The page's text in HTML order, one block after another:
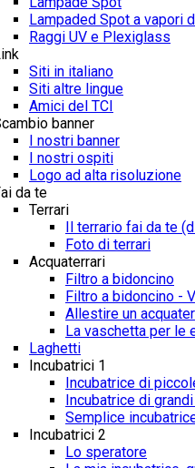
Lampaded Spot a vapori
Raggi UV e Plexiglass
Siti in italiano
Siti altre lingue
Amici del TCI
banner
I nostri banner
I nostri ospiti
Logo ad alta risoluzione
da te
Terrari
Il terrario fai da te
Foto di terrari
Acquaterrari
Filtro a bidoncino
Filtro a bidoncino -
Allestire un
La vaschetta per le
Laghetti
Incubatrici 1
Incubatrice di
Incubatrice di
Semplice
Incubatrici 2
Lo speratore